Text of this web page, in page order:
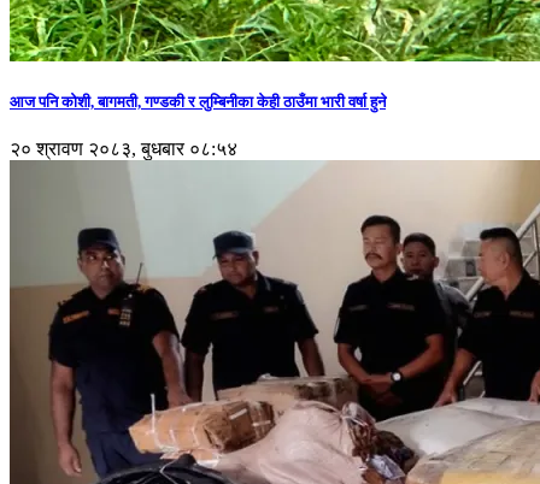
आज पनि कोशी, बागमती, गण्डकी र लुम्बिनीका केही ठाउँमा भारी वर्षा हुने
२० श्रावण २०८३, बुधबार ०८:५४